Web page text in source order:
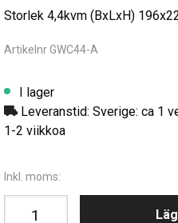
Storlek 4,4kvm (BxLxH)
Artikelnr GWC44-A
I lager
Leveranstid: Sverige: ca 1
1-2 viikkoa
Inkl. moms: